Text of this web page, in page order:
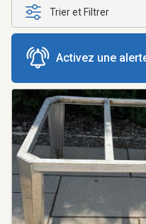
Trier et Filtrer
Activez une